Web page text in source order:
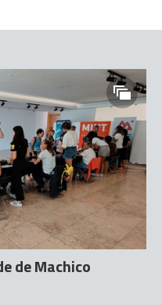
de Machico